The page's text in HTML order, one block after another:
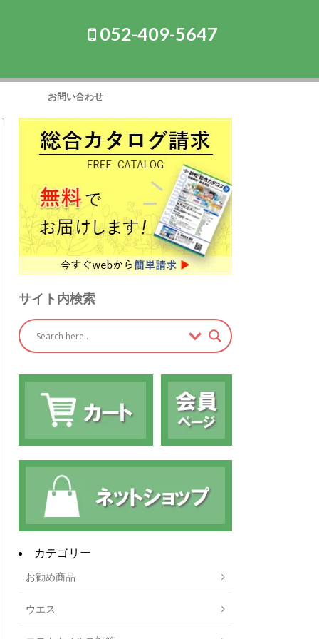
052-409-5647
お問い合わせ
サイト内検索
カテゴリー
お勧め商品
ウエス